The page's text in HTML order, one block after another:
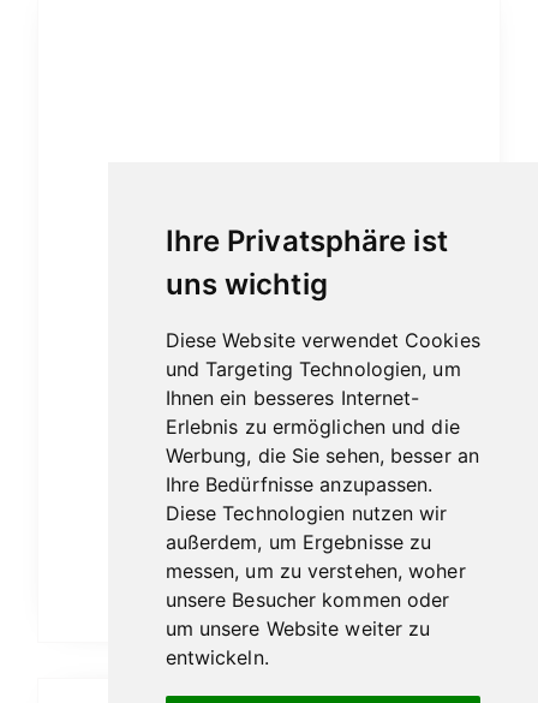
Ihre Privatsphäre ist
uns wichtig
Diese Website verwendet Cookies
und Targeting Technologien, um
Ihnen ein besseres Internet-
Erlebnis zu ermöglichen und die
Werbung, die Sie sehen, besser an
Ihre Bedürfnisse anzupassen.
Diese Technologien nutzen wir
außerdem, um Ergebnisse zu
messen, um zu verstehen, woher
unsere Besucher kommen oder
um unsere Website weiter zu
entwickeln.
John Aylesbury Santo Domingo
Seniorita
Ab: 5,40 €
Ausführung wählen
Produktseite